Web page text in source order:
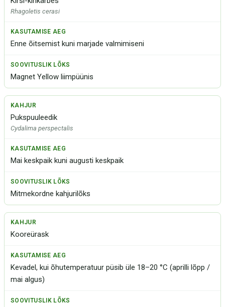
Rhagoletis cerasi
Enne õitsemist kuni marjade valmimiseni
Magnet Yellow liimpüünis
Pukspuuleedik
Cydalima perspectalis
Mai keskpaik kuni augusti keskpaik
Mitmekordne kahjurilõks
Kooreürask
Kevadel, kui õhutemperatuur püsib üle 18–20 °C (aprilli lõpp /
mai algus)